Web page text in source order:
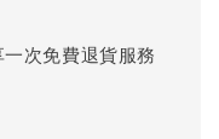
次免費退貨服務